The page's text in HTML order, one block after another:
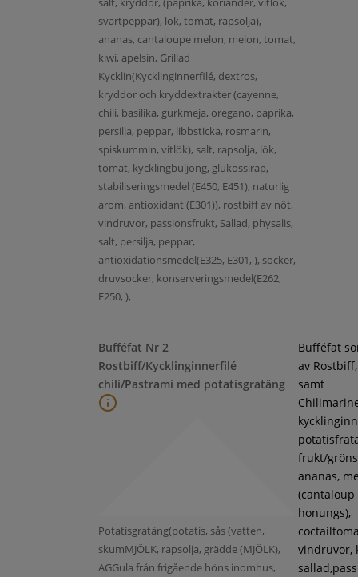
svartpeppar), lök, tomat, rapsolja),
ananas, cantaloupe melon, melon, tomat,
kiwi, apelsin, Grillad
Kycklin(Kycklinginnerfilé, dextros,
kryddor och kryddextrakter (cayenne,
chili, basilika, gurkmeja, oregano, paprika,
persilja, peppar, libbsticka, rosmarin,
spiskummin, vitlök), salt, rapsolja, lök,
tomat, kycklingbuljong, glukossirap,
stabiliseringsmedel (E450, E451), naturlig
arom, antioxidant (E301)), rostbiff av nöt,
vindruvor, passionsfrukt, Sallad, physalis,
salt, persilja, peppar,
antioxidationsmedel(E325, E301, ), socker,
druvsocker, konserveringsmedel(E262,
E250, ),
Bufféfat Nr 2
Rostbiff/Kycklinginnerfilé
chili/Pastrami med potatisgratäng
Potatisgratäng(potatis, sås (vatten,
skumMJÖLK, rapsolja, grädde (MJÖLK),
ÄGGula från frigående höns inomhus,
Bufféfat
av
samt
frukt/
ananas,
(cantaloup
honungs),
vindruvor,